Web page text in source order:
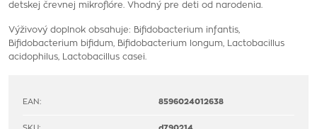
detskej črevnej mikroflóre. Vhodný pre deti od narodenia.
Výživový doplnok obsahuje: Bifidobacterium infantis,
Bifidobacterium bifidum, Bifidobacterium longum, Lactobacillus
acidophilus, Lactobacillus casei.
EAN: 8596024012638